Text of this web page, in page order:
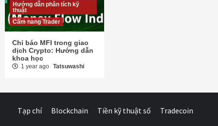
Hướng dẫn phân tích kỹ
thuật
Cẩm nang Trader
Chỉ báo MFI trong giao
dịch Crypto: Hướng dẫn
khoa học
1 year ago Tatsuwashi
Tạp chí Blockchain Tiền kỹ thuật số Tradecoin